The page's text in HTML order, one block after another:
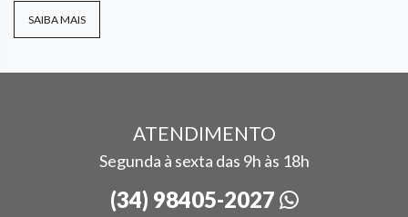
SAIBA MAIS
ATENDIMENTO
Segunda à sexta das 9h às 18h
(34) 98405-2027